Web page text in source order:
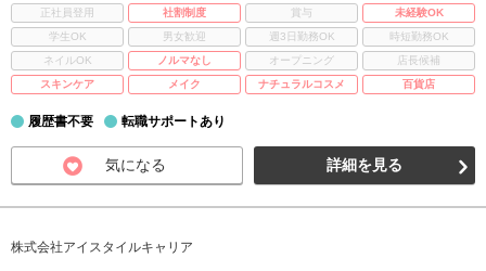
正社員登用 社割制度 賞与
未経験OK
学生OK
男女歓迎 週3日勤務OK
時短勤務OK
ネイルOK
ノルマなし オープニング
店長候補
スキンケア
メイク ナチュラルコスメ 百貨店
履歴書不要 転職サポートあり
気になる 詳細を見る
株式会社アイスタイルキャリア